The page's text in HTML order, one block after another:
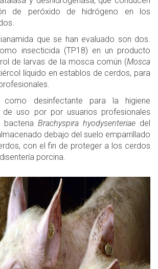
de peróxido de hidrógeno en los
que se han evaluado son dos.
insecticida (TP18) en un producto
de larvas de la mosca común (Mosca
líquido en establos de cerdos, para
desinfectante para la higiene
de uso por por usuarios profesionales
bacteria Brachyspira hyodysenteriae del
debajo del suelo emparrillado
con el fin de proteger a los cerdos
porcina.